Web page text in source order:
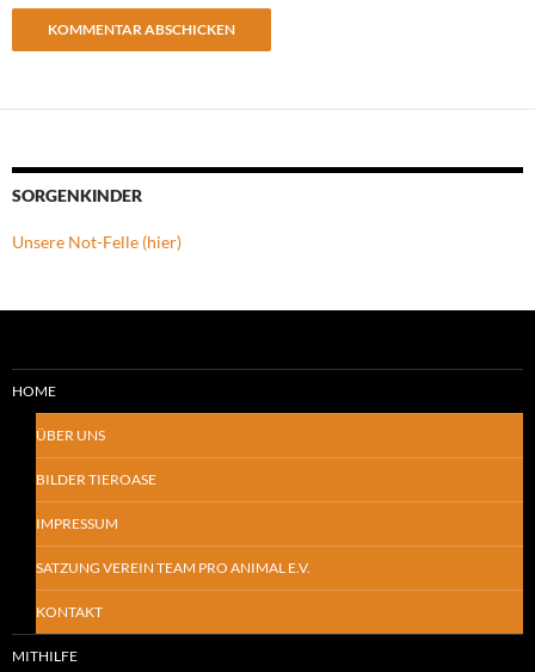
SORGENKINDER
Unsere Not-Felle (hier)
HOME
ÜBER UNS
BILDER TIEROASE
IMPRESSUM
SATZUNG VEREIN TEAM PRO ANIMAL E.V.
KONTAKT
MITHILFE